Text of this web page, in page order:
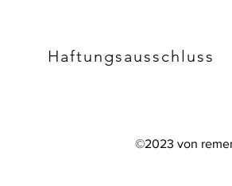
Haftungsausschluss
©2023 von